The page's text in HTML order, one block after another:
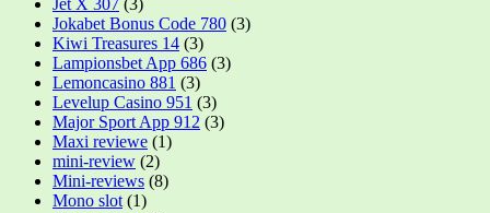
Jokabet Bonus Code 780 (3)
Kiwi Treasures 14 (3)
Lampionsbet App 686 (3)
Lemoncasino 881 (3)
Levelup Casino 951 (3)
Major Sport App 912 (3)
Maxi reviewe (1)
mini-review (2)
Mini-reviews (8)
Mono slot (1)